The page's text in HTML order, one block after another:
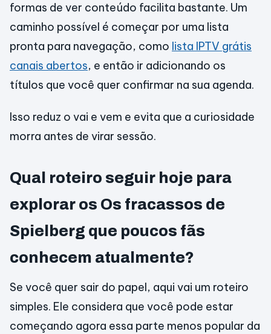
formas de ver conteúdo facilita bastante. Um
caminho possível é começar por uma lista
pronta para navegação, como lista IPTV grátis
canais abertos, e então ir adicionando os
títulos que você quer confirmar na sua agenda.
Isso reduz o vai e vem e evita que a curiosidade
morra antes de virar sessão.
Qual roteiro seguir hoje para
explorar os Os fracassos de
Spielberg que poucos fãs
conhecem atualmente?
Se você quer sair do papel, aqui vai um roteiro
simples. Ele considera que você pode estar
começando agora essa parte menos popular da